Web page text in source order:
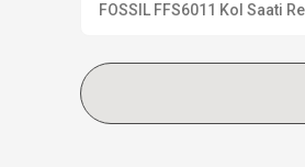
FOSSIL FFS6011 Kol Saati